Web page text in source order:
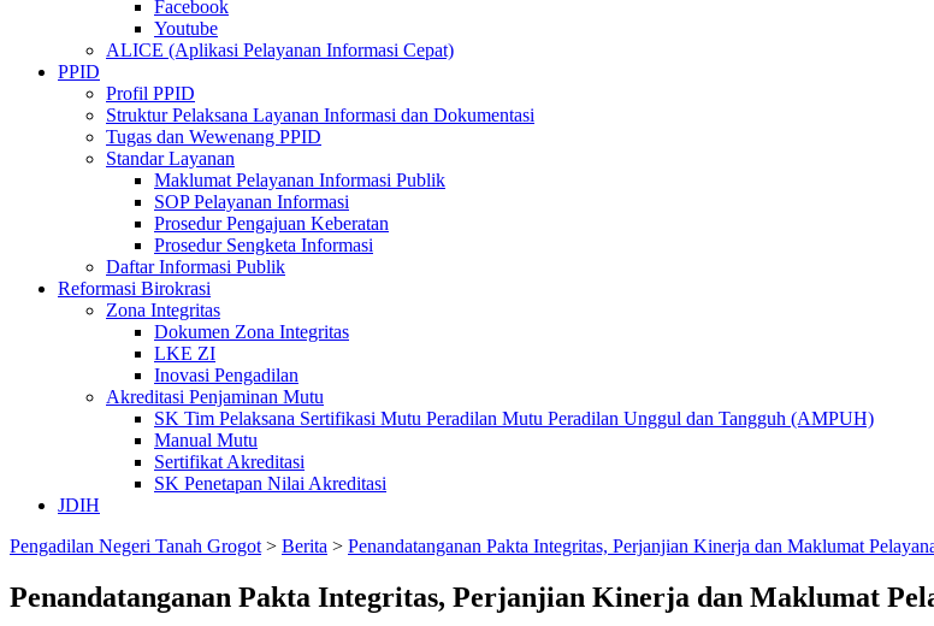
Facebook
Youtube
ALICE (Aplikasi Pelayanan Informasi Cepat)
PPID
Profil PPID
Struktur Pelaksana Layanan Informasi dan Dokumentasi
Tugas dan Wewenang PPID
Standar Layanan
Maklumat Pelayanan Informasi Publik
SOP Pelayanan Informasi
Prosedur Pengajuan Keberatan
Prosedur Sengketa Informasi
Daftar Informasi Publik
Reformasi Birokrasi
Zona Integritas
Dokumen Zona Integritas
LKE ZI
Inovasi Pengadilan
Akreditasi Penjaminan Mutu
SK Tim Pelaksana Sertifikasi Mutu Peradilan Mutu Peradilan Unggul dan Tangguh (AMPUH)
Manual Mutu
Sertifikat Akreditasi
SK Penetapan Nilai Akreditasi
JDIH
Pengadilan Negeri Tanah Grogot > Berita > Penandatanganan Pakta Integritas, Perjanjian Kinerja dan Maklumat
Penandatanganan Pakta Integritas, Perjanjian Kinerja dan Maklumat